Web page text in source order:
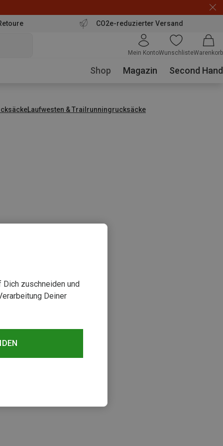
CO2e-reduzierter Versand
Mein KontoWunschlisteWarenkorb
Shop Magazin Second Hand
Laufwesten & Trailrunningrucksäcke
zuschneiden und
Deiner